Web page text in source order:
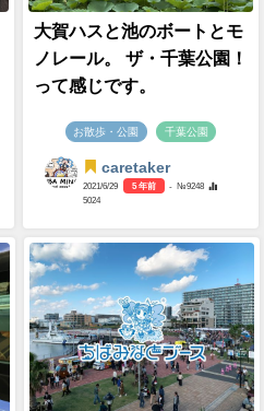
大賀ハスと池のボートとモ
ノレール。 ザ・千葉公園！
って感じです。
お散歩・公園 千葉公園
caretaker
2021/6/29 5 年前
- №9248
5024